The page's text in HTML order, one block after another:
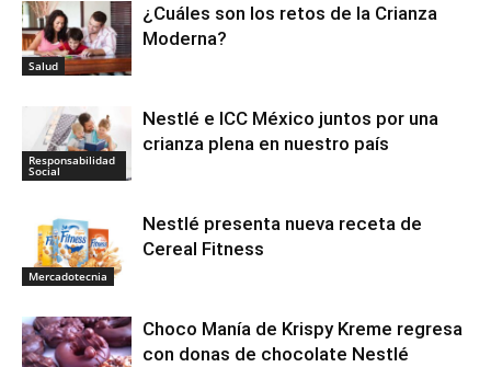
Salud
¿Cuáles son los retos de la Crianza
Moderna?
Responsabilidad
Social
Nestlé e ICC México juntos por una
crianza plena en nuestro país
Mercadotecnia
Nestlé presenta nueva receta de
Cereal Fitness
Choco Manía de Krispy Kreme regresa
con donas de chocolate Nestlé